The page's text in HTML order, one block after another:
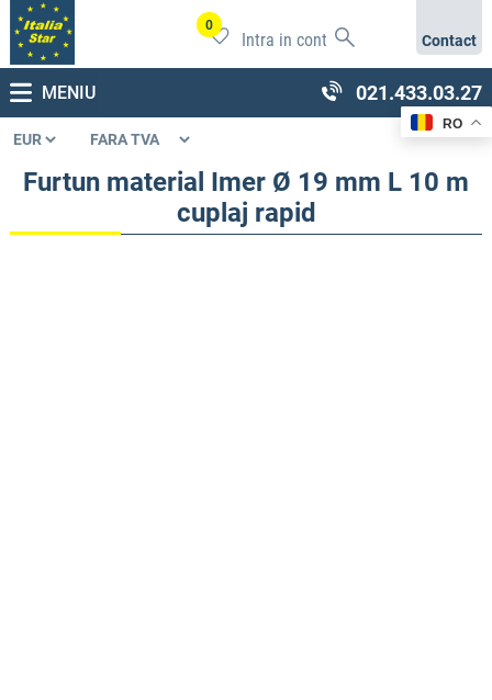
0
Intra in cont Contact
MENIU 021.433.03.27
Furtun material Imer Ø 19 mm L 10 m
cuplaj rapid
RO